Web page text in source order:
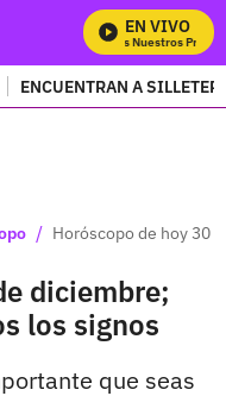
EN VIVO
Mira Todos Nuestros
ENCUENTRAN A
/ Horóscopo de hoy 30
diciembre;
los signos
que seas